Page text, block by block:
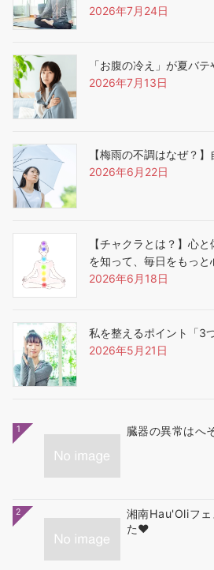
2026年7月24日
「お腹の冷え」が夏バ
2026年7月13日
【梅雨の不調はなぜ？
2026年6月22日
【チャクラとは？】心
を知って、毎日をもっと
2026年6月18日
私を整えるポイント「3
2026年5月21日
1 臓器の異常はへ
2
湘南Hau'Oliフェ
た❤